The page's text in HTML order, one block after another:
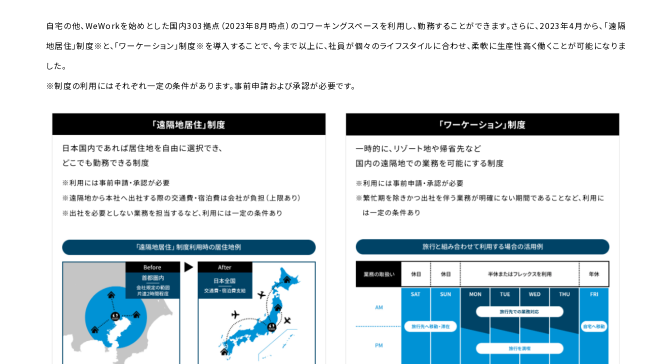
自宅の他、WeWorkを始めとした国内303拠点（2023年8月時点）のコワーキングスペースを利用し、勤務することができます。さらに、2023年4月から、「遠隔
地居住」制度※と、「ワーケーション」制度※を導入することで、今まで以上に、社員が個々のライフスタイルに合わせ、柔軟に生産性高く働くことが可能になりま
した。
※制度の利用にはそれぞれ一定の条件があります。事前申請および承認が必要です。